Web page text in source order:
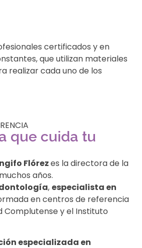
certificados y en
que utilizan materiales
realizar cada uno de los
que cuida tu
Flórezes la directora de la
años.
, especialista en
en centros de referencia
Complutense y el Instituto
especializada en